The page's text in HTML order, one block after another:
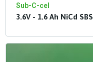
Sub-C-cel
3.6V - 1.6 Ah NiCd SBS